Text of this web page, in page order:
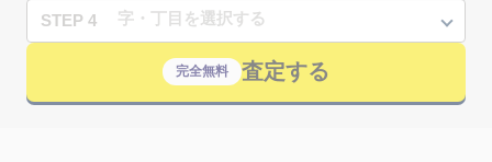
STEP 4
完全無料 査定する